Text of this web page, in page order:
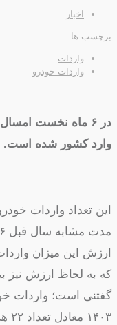
اخبار
برچسب ها
واردات
واردات خودرو
وارد کشور شده است.
مدت مشابه سال قبل ۱۶ درصد افزایش داشته است.
که به لحاظ ارزش نیز بیش از ۲۷ درصد رشد
گفتنی است؛ واردات